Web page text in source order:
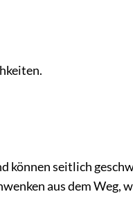
können seitlich
aus dem Weg,